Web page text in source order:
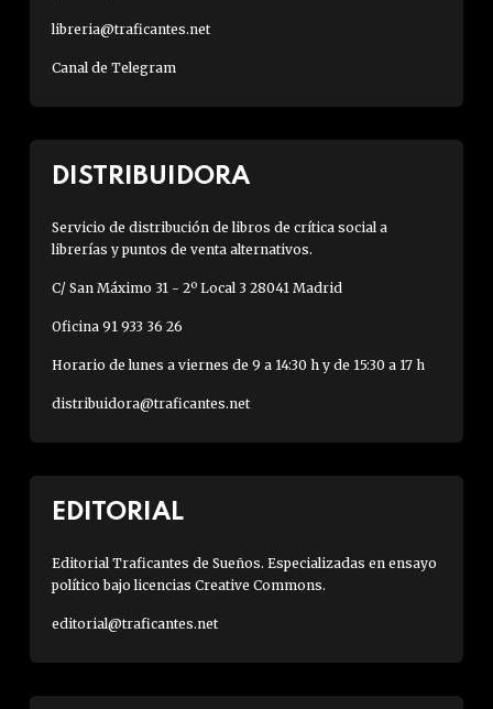
libreria@traficantes.net
Canal de Telegram
DISTRIBUIDORA
Servicio de distribución de libros de crítica social a
librerías y puntos de venta alternativos.
C/ San Máximo 31 - 2º Local 3 28041 Madrid
Oficina 91 933 36 26
Horario de lunes a viernes de 9 a 14:30 h y de 15:30 a 17 h
distribuidora@traficantes.net
EDITORIAL
Editorial Traficantes de Sueños. Especializadas en ensayo
político bajo licencias Creative Commons.
editorial@traficantes.net